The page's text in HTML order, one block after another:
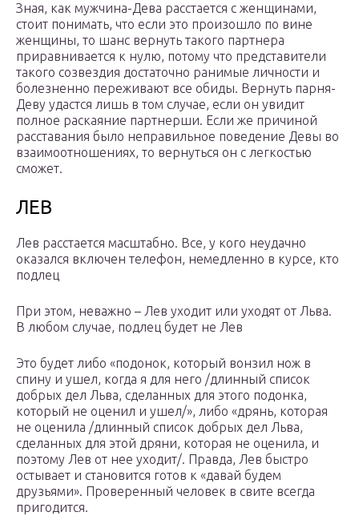
Зная, как мужчина-Дева расстается с женщинами,
стоит понимать, что если это произошло по вине
женщины, то шанс вернуть такого партнера
приравнивается к нулю, потому что представители
такого созвездия достаточно ранимые личности и
болезненно переживают все обиды. Вернуть парня-
Деву удастся лишь в том случае, если он увидит
полное раскаяние партнерши. Если же причиной
расставания было неправильное поведение Девы во
взаимоотношениях, то вернуться он с легкостью
сможет.
ЛЕВ
Лев расстается масштабно. Все, у кого неудачно
оказался включен телефон, немедленно в курсе, кто
подлец
При этом, неважно – Лев уходит или уходят от Льва.
В любом случае, подлец будет не Лев
Это будет либо «подонок, который вонзил нож в
спину и ушел, когда я для него /длинный список
добрых дел Льва, сделанных для этого подонка,
который не оценил и ушел/», либо «дрянь, которая
не оценила /длинный список добрых дел Льва,
сделанных для этой дряни, которая не оценила, и
поэтому Лев от нее уходит/. Правда, Лев быстро
остывает и становится готов к «давай будем
друзьями». Проверенный человек в свите всегда
пригодится.